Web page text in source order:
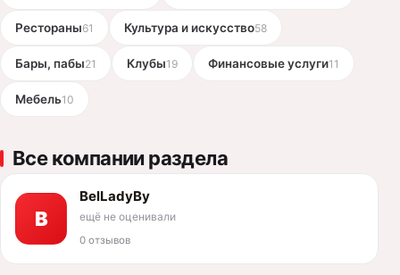
Рестораны61 Культура и искусство58
Бары, пабы21 Клубы19 Финансовые услуги11
Мебель10
Все компании раздела
B
BelLadyBy
ещё не оценивали
0 отзывов